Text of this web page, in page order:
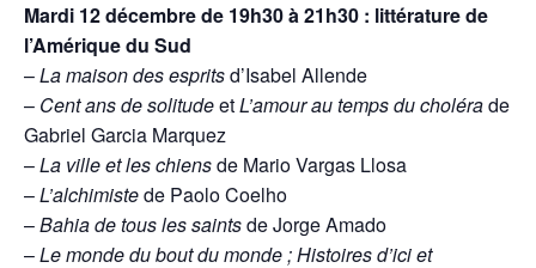
Mardi 12 décembre de 19h30 à 21h30 : littérature de
l’Amérique du Sud
–La maison des espritsd’Isabel Allende
– Cent ans de solitudeetL’amour au temps du cholérade
Gabriel Garcia Marquez
–La ville et les chiensde Mario Vargas Llosa
–L’alchimistede Paolo Coelho
–Bahia de tous les saintsde Jorge Amado
–Le monde du bout du monde ;Histoires d’ici et